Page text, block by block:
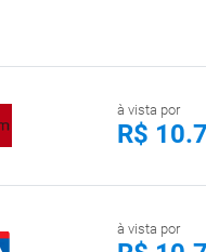
à vista por
R$
à vista por